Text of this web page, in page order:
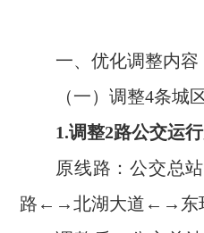
一、优化调整内容
（一）调整4条城
1.调整2路公交运
原线路：公交总
路←→北湖大道←→东